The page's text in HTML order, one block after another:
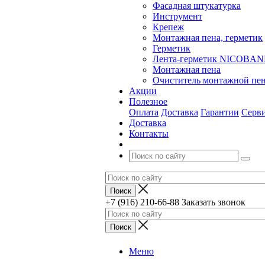
Фасадная штукатурка
Инструмент
Крепеж
Монтажная пена, герметик
Герметик
Лента-герметик
Монтажная пена
Очиститель монтажной
Акции
Полезное
Оплата Доставка Гарантии
Доставка
Контакты
+7 (916) 210-66-88 Заказать звонок
Меню